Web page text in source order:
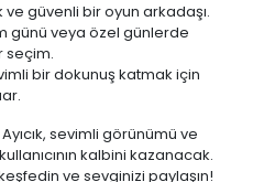
güvenli bir oyun arkadaşı.
günü veya özel günlerde
seçim.
bir dokunuş katmak için
sevimli görünümü ve
kalbini kazanacak.
ve sevginizi paylaşın!